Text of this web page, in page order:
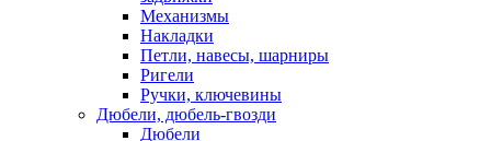
Механизмы
Накладки
Петли, навесы, шарниры
Ригели
Ручки, ключевины
Дюбели, дюбель-гвозди
Дюбели